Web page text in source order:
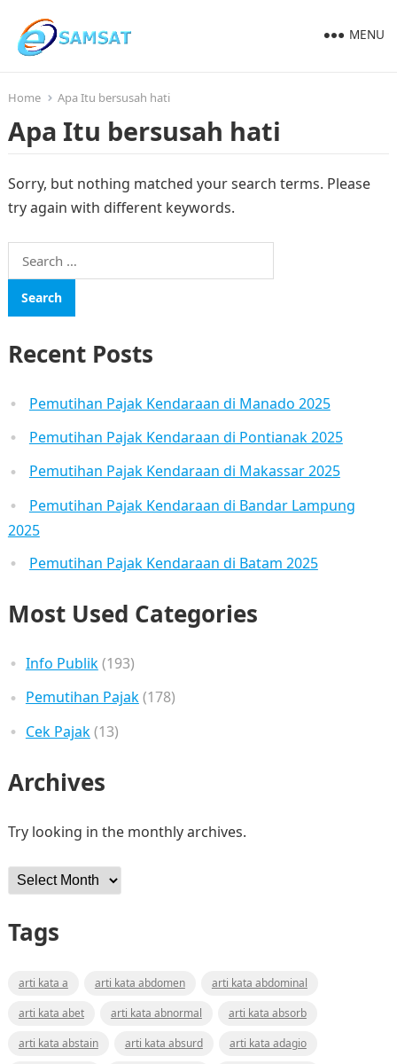
MENU
Home Apa Itu bersusah hati
Apa Itu bersusah hati
Sorry, but nothing matched your search terms. Please
try again with different keywords.
Search
for:
Recent Posts
Pemutihan Pajak Kendaraan di Manado 2025
Pemutihan Pajak Kendaraan di Pontianak 2025
Pemutihan Pajak Kendaraan di Makassar 2025
Pemutihan Pajak Kendaraan di Bandar Lampung
2025
Pemutihan Pajak Kendaraan di Batam 2025
Most Used Categories
Info Publik(193)
Pemutihan Pajak(178)
Cek Pajak(13)
Archives
Try looking in the monthly archives.
Archives
Tags
arti kata a arti kata abdomen
arti kata abdominal
arti kata abet
arti kata abnormal
arti kata absorb
arti kata abstain
arti kata absurd
arti kata adagio